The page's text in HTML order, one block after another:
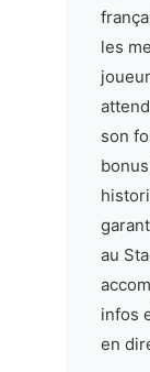
les
son
au
infos
en